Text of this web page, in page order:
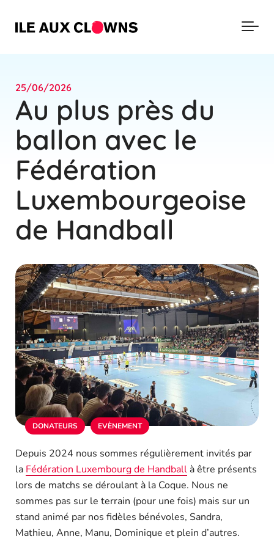
DONATEURS EVÈNEMENT
Au plus près du
ballon avec le
Fédération
Luxembourgeoise
de Handball
25/06/2026
Depuis 2024 nous sommes régulièrement invités par
la Fédération Luxembourg de Handball à être présents
lors de matchs se déroulant à la Coque. Nous ne
sommes pas sur le terrain (pour une fois) mais sur un
stand animé par nos fidèles bénévoles, Sandra,
Mathieu, Anne, Manu, Dominique et plein d’autres.